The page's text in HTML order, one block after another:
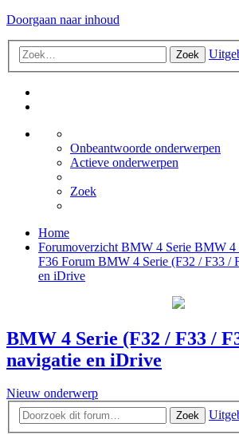
Doorgaan naar inhoud
Zoek
Onbeantwoorde onderwerpen
Actieve onderwerpen
Zoek
Home
Forumoverzicht BMW 4 Serie BMW 4
F36 Forum BMW 4 Serie (F32 / F33 /
en iDrive
BMW 4 Serie (F32 / F33 /
navigatie en iDrive
Nieuw onderwerp
Zoek